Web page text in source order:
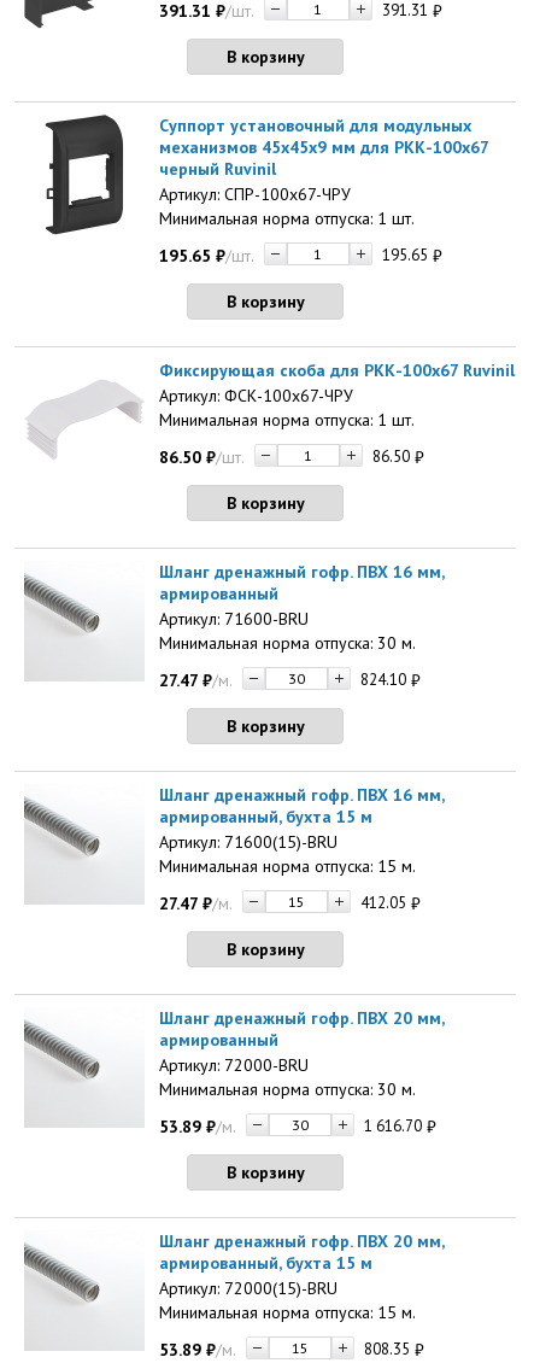
391.31 ₽/шт. 391.31 ₽
В корзину
Суппорт установочный для модульных
механизмов 45х45х9 мм для РКК-100х67
черный Ruvinil
Артикул: СПР-100х67-ЧРУ
Минимальная норма отпуска: 1 шт.
195.65 ₽/шт. 195.65 ₽
В корзину
Фиксирующая скоба для РКК-100х67 Ruvinil
Артикул: ФСК-100х67-ЧРУ
Минимальная норма отпуска: 1 шт.
86.50 ₽/шт. 86.50 ₽
В корзину
Шланг дренажный гофр. ПВХ 16 мм,
армированный
Артикул: 71600-BRU
Минимальная норма отпуска: 30 м.
27.47 ₽/м. 824.10 ₽
В корзину
Шланг дренажный гофр. ПВХ 16 мм,
армированный, бухта 15 м
Артикул: 71600(15)-BRU
Минимальная норма отпуска: 15 м.
27.47 ₽/м. 412.05 ₽
В корзину
Шланг дренажный гофр. ПВХ 20 мм,
армированный
Артикул: 72000-BRU
Минимальная норма отпуска: 30 м.
53.89 ₽/м. 1 616.70 ₽
В корзину
Шланг дренажный гофр. ПВХ 20 мм,
армированный, бухта 15 м
Артикул: 72000(15)-BRU
Минимальная норма отпуска: 15 м.
53.89 ₽/м. 808.35 ₽